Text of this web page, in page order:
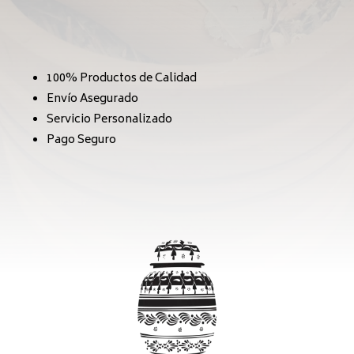
100% Productos de Calidad
Envío Asegurado
Servicio Personalizado
Pago Seguro